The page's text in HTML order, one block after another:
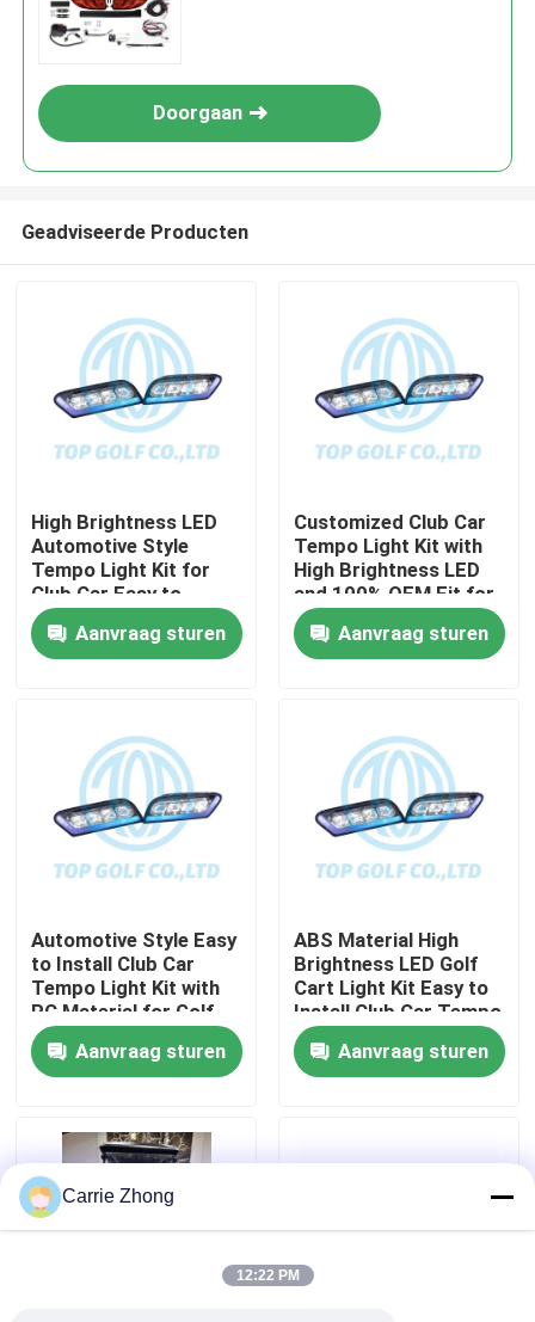
Huis
Ongeveer ons
Fabrieksreis
Kwaliteitscontrole
Contact de V.S.
Nieuws
De Zijspiegels van de golfkar
Het Wieldekking van de golfkar
Doorgaan
Geadviseerde Producten
High Brightness LED
Automotive Style
Tempo Light Kit for
Club Car Easy to
Install Golf Cart LED
Light KitAanvraag sturen
Customized Club Car
Tempo Light Kit with
High Brightness LED
and 100% OEM Fit for
Golf Cart
Aanvraag sturen
Automotive Style Easy
to Install Club Car
Tempo Light Kit with
PC Material for Golf
Cart LED Light Kit
Aanvraag sturen
ABS Material High
Brightness LED Golf
Cart Light Kit Easy to
Install Club Car Tempo
Aanvraag sturen
Carrie Zhong
12:22 PM